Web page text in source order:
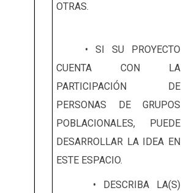
OTRAS.
• SI SU PROYECTO
CUENTA CON LA
PARTICIPACIÓN DE
PERSONAS DE GRUPOS
POBLACIONALES, PUEDE
DESARROLLAR LA IDEA EN
ESTE ESPACIO.
• DESCRIBA LA(S)